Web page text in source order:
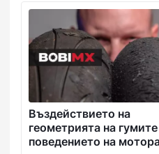
Въздействието на
геометрията на
поведението на